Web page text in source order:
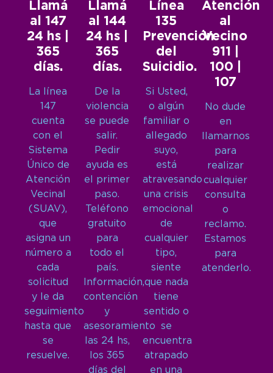
Llamá
al 147
24 hs |
365
días.
La línea
147
cuenta
con el
Sistema
Único de
Atención
Vecinal
(SUAV),
que
asigna un
número a
cada
solicitud
y le da
seguimiento
hasta que
se
resuelve.
Llamá
al 144
24 hs |
365
días.
De la
violencia
se puede
salir.
Pedir
ayuda es
el primer
paso.
Teléfono
gratuito
para
todo el
país.
Información,
contención
y
asesoramiento
las 24 hs,
los 365
días del
Línea
135
Prevención
del
Suicidio.
Si Usted,
o algún
familiar o
allegado
suyo,
está
atravesando
una crisis
emocional
de
cualquier
tipo,
siente
que nada
tiene
sentido o
se
encuentra
atrapado
en una
Atención
al
Vecino
911 |
100 |
107
No dude
en
llamarnos
para
realizar
cualquier
consulta
o
reclamo.
Estamos
para
atenderlo.